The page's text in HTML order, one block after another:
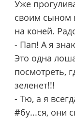
Уже
своим сыном
на коней.
- Пап! А я
Это одна
посмотреть,
зеленет!!!
- Тю, а я
#бу...ся, они